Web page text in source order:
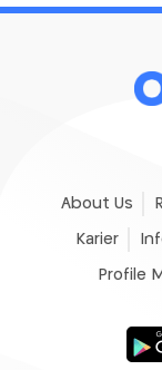
About Us
Karier
Profile